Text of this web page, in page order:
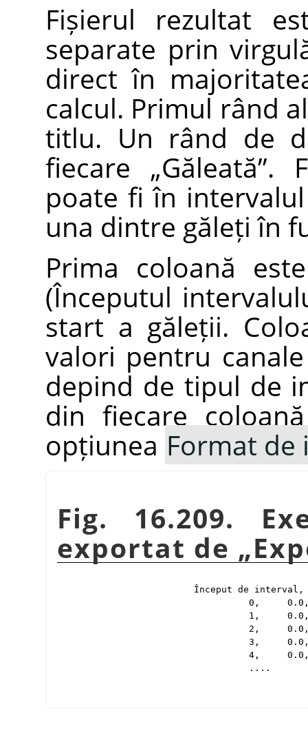
Fișierul rezultat
separate prin
direct în
calcul. Primul rând
titlu. Un rând de
fiecare
poate fi în
una dintre găleți în
Prima coloană
(Începutul
start a găleții.
valori pentru
depind de tipul de
din fiecare
opțiunea Format de
Fig. 16.209.
exportat de „
Început de
0,
1,
2,
3,
4,
          ....